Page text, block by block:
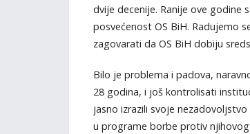
dvije decenije. Ranije ove godine
posvećenost OS BiH. Radujemo
zagovarati da OS BiH dobiju
Bilo je problema i padova,
28 godina, i još kontrolisati
jasno izrazili svoje
u programe borbe protiv